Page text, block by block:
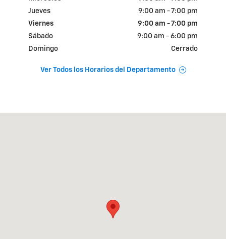
Jueves
9:00 am - 7:00 pm
Viernes
9:00 am - 7:00 pm
Sábado
9:00 am - 6:00 pm
Domingo
Cerrado
Ver Todos los Horarios del Departamento